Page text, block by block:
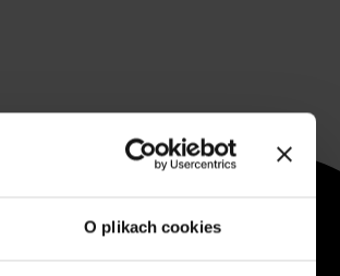
O plikach cookies